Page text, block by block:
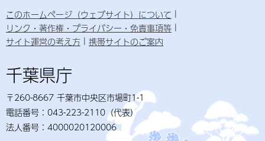
このホームページ（ウェブサイト）について
リンク・著作権・プライバシー・免責事項等
サイト運営の考え方
携帯サイトのご案内
千葉県庁
〒260-8667 千葉市中央区市場町1-1
電話番号：043-223-2110（代表）
法人番号：4000020120006